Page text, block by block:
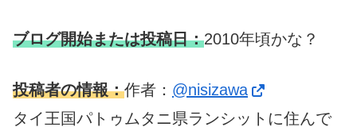
ブログ開始または投稿日：2010年頃かな？
投稿者の情報：作者： @nisizawa
タイ王国パトゥムタニ県ランシットに住んで